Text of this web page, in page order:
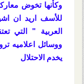
وكأنها تخوض
للأسف اريد ان
العربية " التي
ووسائل اعلاميه
يخدم الاحتلال